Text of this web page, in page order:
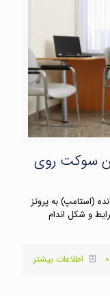
سوکت روی
(استامپ) به پروتز
و شکل اندام
0 اطلاعات بیشتر